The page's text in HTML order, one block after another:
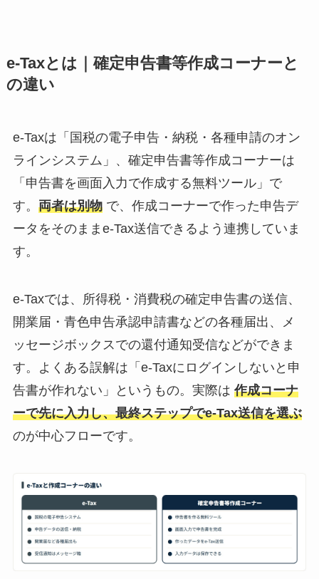
e-Taxとは｜確定申告書等作成コーナーと
の違い
e-Taxは「国税の電子申告・納税・各種申請のオン
ラインシステム」、確定申告書等作成コーナーは
「申告書を画面入力で作成する無料ツール」で
す。 両者は別物で、作成コーナーで作った申告デ
ータをそのままe-Tax送信できるよう連携していま
す。
e-Taxでは、所得税・消費税の確定申告書の送信、
開業届・青色申告承認申請書などの各種届出、メ
ッセージボックスでの還付通知受信などができま
す。よくある誤解は「e-Taxにログインしないと申
告書が作れない」というもの。実際は 作成コーナ
ーで先に入力し、最終ステップでe-Tax送信を選ぶ
のが中心フローです。